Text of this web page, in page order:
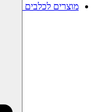
מוצרים לכלבים